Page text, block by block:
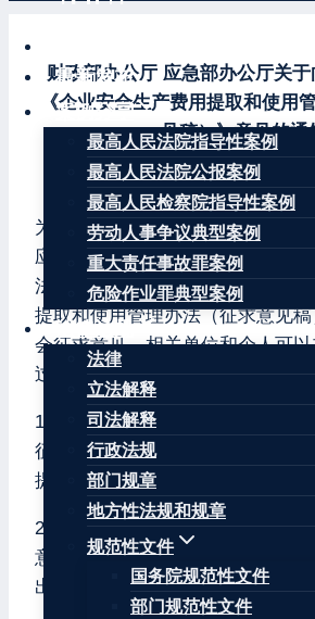
最新发布
案例分享
最高人民法院指导性案例
最高人民法院公报案例
最高人民检察院指导性案例
劳动人事争议典型案例
重大责任事故罪案例
危险作业罪典型案例
法律法规
法律
立法解释
司法解释
行政法规
部门规章
地方性法规和规章
规范性文件
国务院规范性文件
部门规范性文件
财政部办公厅 应急部办公厅关
《企业安全生产费用提取和使用
见稿）》意见的通
财办资〔2022〕11
为进一步加强企业安全生产费用管
应急部对《企业安全生产费用提取
法》进行了修订，研究起草了《
提取和使用管理办法（征求意见
会征求意见。相关单位和个人可
过以下途径和方式提出意见：
1.通过中华人民共和国财政部官网
征集信息管理系统”（网址：http://
提出意见。
2.通过中华人民共和国应急管理部
意见”（网址：http://
出意见。